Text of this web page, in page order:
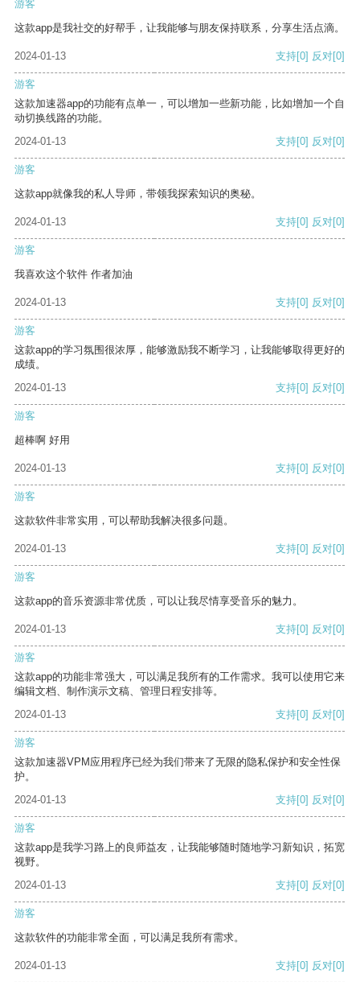
游客
这款app是我社交的好帮手，让我能够与朋友保持联系，分享生活点滴。
2024-01-13 支持[0] 反对[0]
游客
这款加速器app的功能有点单一，可以增加一些新功能，比如增加一个自
动切换线路的功能。
2024-01-13
支持[0] 反对[0]
游客
这款app就像我的私人导师，带领我探索知识的奥秘。
2024-01-13 支持[0] 反对[0]
游客
我喜欢这个软件 作者加油
2024-01-13 支持[0] 反对[0]
游客
这款app的学习氛围很浓厚，能够激励我不断学习，让我能够取得更好的
成绩。
2024-01-13
支持[0] 反对[0]
游客
超棒啊 好用
2024-01-13 支持[0] 反对[0]
游客
这款软件非常实用，可以帮助我解决很多问题。
2024-01-13 支持[0] 反对[0]
游客
这款app的音乐资源非常优质，可以让我尽情享受音乐的魅力。
2024-01-13 支持[0] 反对[0]
游客
这款app的功能非常强大，可以满足我所有的工作需求。我可以使用它来
编辑文档、制作演示文稿、管理日程安排等。
2024-01-13
支持[0] 反对[0]
游客
这款加速器VPM应用程序已经为我们带来了无限的隐私保护和安全性保
护。
2024-01-13
支持[0] 反对[0]
游客
这款app是我学习路上的良师益友，让我能够随时随地学习新知识，拓宽
视野。
2024-01-13
支持[0] 反对[0]
游客
这款软件的功能非常全面，可以满足我所有需求。
2024-01-13 支持[0] 反对[0]